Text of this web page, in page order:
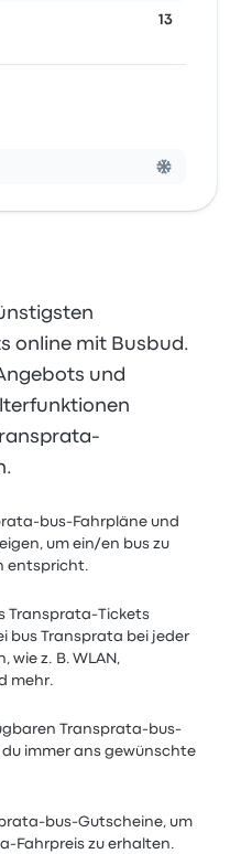
13
online mit Busbud.
und
bus-Fahrpläne und
um ein/en bus zu
entspricht.
Transprata-Tickets
bus Transprata bei jeder
wie z. B. WLAN,
mehr.
Transprata-bus-
du immer ans gewünschte
bus-Gutscheine, um
Fahrpreis zu erhalten.